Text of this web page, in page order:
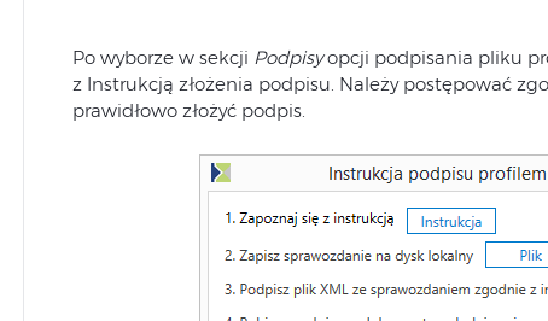
Po wyborze w sekcji Podpisyopcji podpisania pliku
z Instrukcją złożenia podpisu. Należy postępować
prawidłowo złożyć podpis.